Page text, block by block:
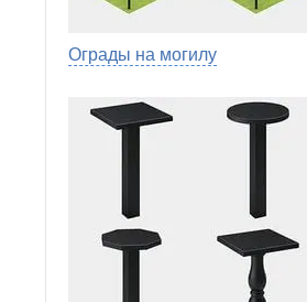
Ограды на могилу